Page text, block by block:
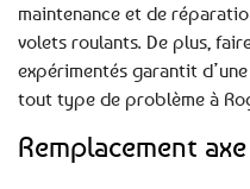
maintenance et de
volets roulants. De plus,
expérimentés garantit
tout type de problème à
Remplacement axe